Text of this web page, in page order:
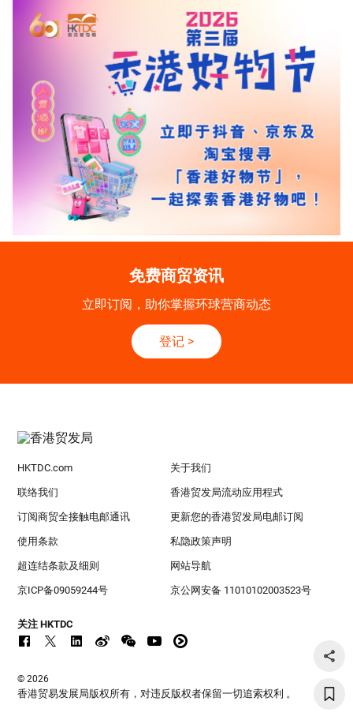
免费商贸资讯
立即订阅，助你掌握环球营商动态
登记 >
HKTDC.com 关于我们
联络我们 香港贸发局流动应用程式
订阅商贸全接触电邮通讯 更新您的香港贸发局电邮订阅
使用条款 私隐政策声明
超连结条款及细则 网站导航
京ICP备09059244号 京公网安备 11010102003523号
关注 HKTDC
© 2026
香港贸易发展局版权所有，对违反版权者保留一切追索权利 。